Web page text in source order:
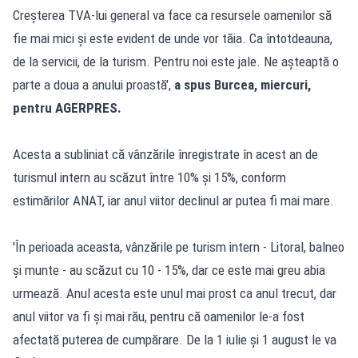
Creșterea TVA-lui general va face ca resursele oamenilor să
fie mai mici și este evident de unde vor tăia. Ca întotdeauna,
de la servicii, de la turism. Pentru noi este jale. Ne așteaptă o
parte a doua a anului proastă', a spus Burcea, miercuri,
pentru AGERPRES.
Acesta a subliniat că vânzările înregistrate în acest an de
turismul intern au scăzut între 10% și 15%, conform
estimărilor ANAT, iar anul viitor declinul ar putea fi mai mare.
'În perioada aceasta, vânzările pe turism intern - Litoral, balneo
și munte - au scăzut cu 10 - 15%, dar ce este mai greu abia
urmează. Anul acesta este unul mai prost ca anul trecut, dar
anul viitor va fi și mai rău, pentru că oamenilor le-a fost
afectată puterea de cumpărare. De la 1 iulie și 1 august le va